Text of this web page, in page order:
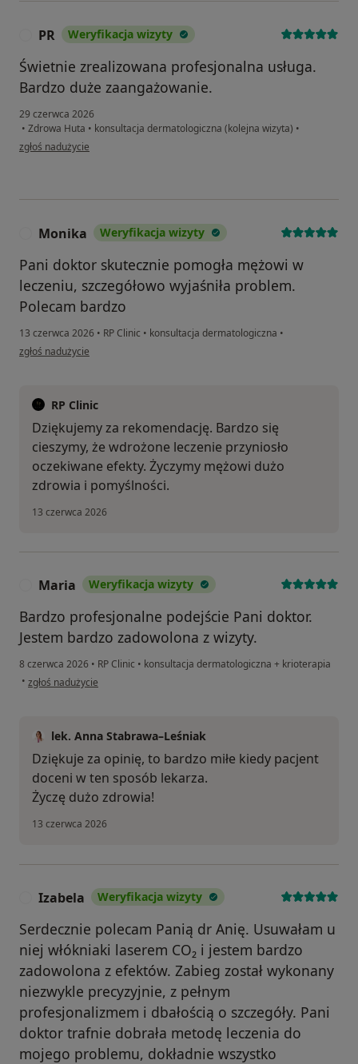
PR Weryfikacja wizyty
Świetnie zrealizowana profesjonalna usługa.
Bardzo duże zaangażowanie.
29 czerwca 2026
• Zdrowa Huta • konsultacja dermatologiczna (kolejna wizyta) •
w opinii użytkownika PR
zgłoś nadużycie
Monika Weryfikacja wizyty
Pani doktor skutecznie pomogła mężowi w
leczeniu, szczegółowo wyjaśniła problem.
Polecam bardzo
13 czerwca 2026 • RP Clinic • konsultacja dermatologiczna •
w opinii użytkownika Monika
zgłoś nadużycie
RP Clinic
Dziękujemy za rekomendację. Bardzo się
cieszymy, że wdrożone leczenie przyniosło
oczekiwane efekty. Życzymy mężowi dużo
zdrowia i pomyślności.
13 czerwca 2026
Maria Weryfikacja wizyty
Bardzo profesjonalne podejście Pani doktor.
Jestem bardzo zadowolona z wizyty.
8 czerwca 2026 • RP Clinic • konsultacja dermatologiczna + krioterapia
• w opinii użytkownika Maria
zgłoś nadużycie
lek. Anna Stabrawa–Leśniak
Dziękuje za opinię, to bardzo miłe kiedy pacjent
doceni w ten sposób lekarza.
Życzę dużo zdrowia!
13 czerwca 2026
Izabela Weryfikacja wizyty
Serdecznie polecam Panią dr Anię. Usuwałam u
niej włókniaki laserem CO₂ i jestem bardzo
zadowolona z efektów. Zabieg został wykonany
niezwykle precyzyjnie, z pełnym
profesjonalizmem i dbałością o szczegóły. Pani
doktor trafnie dobrała metodę leczenia do
mojego problemu, dokładnie wszystko